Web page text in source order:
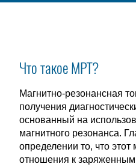
Что такое МРТ?
Магнитно-резонансная
получения
основанный на
магнитного резонанса.
определении то, что этот
отношения к